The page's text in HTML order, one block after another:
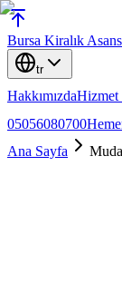
Bursa Kiralık
tr
HakkımızdaHizmet
05056080700
Ana Sayfa